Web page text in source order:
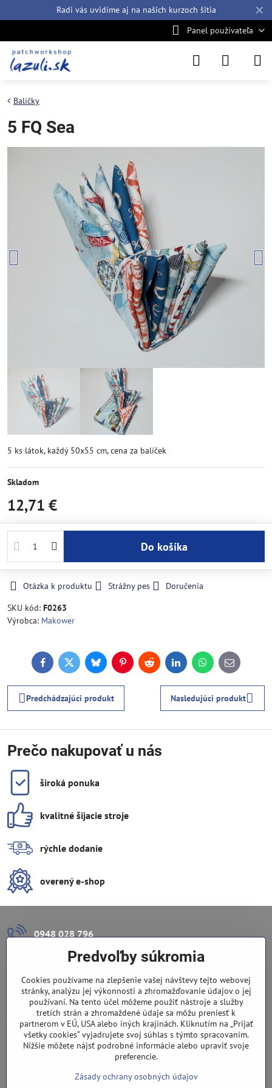
✕
Radi vás uvidíme aj na našich kurzoch šitia
Panel používateľa
Balíčky
5 FQ Sea
5 ks látok, každý 50x55 cm, cena za balíček
Skladom
12,71 €
Do košíka
Otázka k produktu Strážny pes
Doručenia
SKU kód: F0263
Výrobca: Makower
FacebookTwitterBlueskyPinterestReddit LinkedInWhatsApp
E-
mail
Predchádzajúci produkt Nasledujúci produkt
Prečo nakupovať u nás
široká ponuka
kvalitné šijacie stroje
rýchle dodanie
overený e-shop
0948 028 796
info​@lazuli​.sk
Lazuli s​.r​.o​.
Predajňa
Nové Zámky, Pri gymnáziu 6
(slepá ulica), v tesnej blízkosti centra mesta, parkovanie v ulici
Predvoľby súkromia
Cookies používame na zlepšenie vašej návštevy tejto webovej
stránky, analýzu jej výkonnosti a zhromažďovanie údajov o jej
používaní. Na tento účel môžeme použiť nástroje a služby
tretích strán a zhromaždené údaje sa môžu preniesť k
partnerom v EÚ, USA alebo iných krajinách. Kliknutím na „Prijať
všetky cookies“ vyjadrujete svoj súhlas s týmto spracovaním.
Nižšie môžete nájsť podrobné informácie alebo upraviť svoje
preferencie.
Zásady ochrany osobných údajov